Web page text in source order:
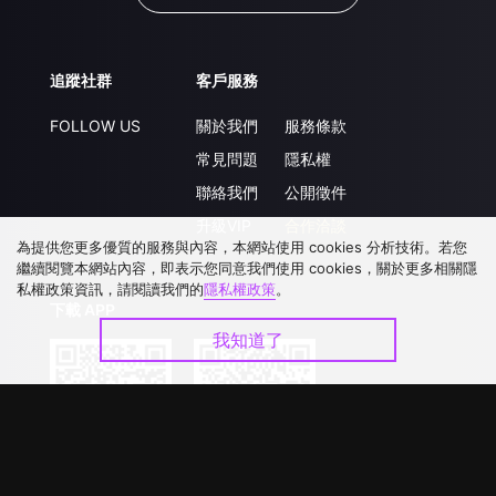
追蹤社群
FOLLOW US
客戶服務
關於我們
常見問題
聯絡我們
服務條款
隱私權
公開徵件
為提供您更多優質的服務與內容，本網站使用 cookies 分析技術。若您
繼續閱覽本網站內容，即表示您同意我們使用 cookies，關於更多相關隱
私權政策資訊，請閱讀我們的隱私權政策。
我知道了